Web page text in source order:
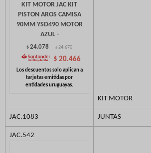
KIT MOTOR JAC KIT
PISTON AROS CAMISA
90MM YSD490 MOTOR
AZUL -
$24.078 $ 24.670
$ 20.466
KIT MOTOR
JAC.1083 JUNTAS
JAC.542